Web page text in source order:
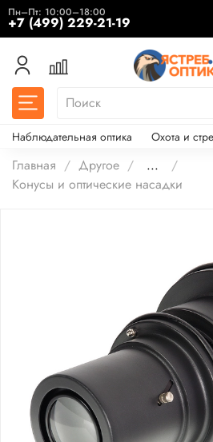
Пн–Пт: 10:00–18:00
+7 (499) 229-21-19
Наблюдательная оптика Охота и
Главная Другое
...
Конусы и оптические насадки